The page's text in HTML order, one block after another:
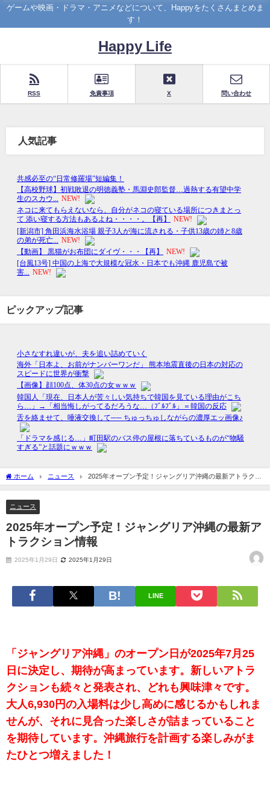
ゲームや映画・ドラマ・アニメなどについて、Happyをたくさんまとめま
す！
Happy Life
RSS 免責事項 X 問い合わせ
人気記事
ピックアップ記事
ホーム ニュース
2025年オープン予定！ジャングリア沖縄の最新アトラクシ
ョン情報
ニュース
2025年オープン予定！ジャングリア沖縄の最新ア
トラクション情報
2025年1月29日 2025年1月29日
LINE
「ジャングリア沖縄」のオープン日が2025年7月25
日に決定し、期待が高まっています。新しいアトラ
クションも続々と発表され、どれも興味津々です。
大人6,930円の入場料は少し高めに感じるかもしれま
せんが、それに見合った楽しさが詰まっていること
を期待しています。沖縄旅行を計画する楽しみがま
たひとつ増えました！